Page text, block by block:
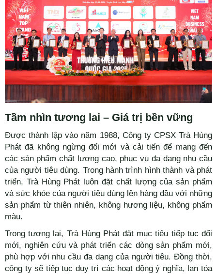
Tầm nhìn tương lai – Giá trị bền vững
Được thành lập vào năm 1988, Công ty CPSX Trà Hùng
Phát đã không ngừng đổi mới và cải tiến để mang đến
các sản phẩm chất lượng cao, phục vụ đa dạng nhu cầu
của người tiêu dùng. Trong hành trình hình thành và phát
triển, Trà Hùng Phát luôn đặt chất lượng của sản phẩm
và sức khỏe của người tiêu dùng lên hàng đầu với những
sản phẩm từ thiên nhiên, không hương liệu, không phẩm
màu.
Trong tương lai, Trà Hùng Phát đặt mục tiêu tiếp tục đổi
mới, nghiên cứu và phát triển các dòng sản phẩm mới,
phù hợp với nhu cầu đa dạng của người tiêu. Đồng thời,
công ty sẽ tiếp tục duy trì các hoạt động ý nghĩa, lan tỏa